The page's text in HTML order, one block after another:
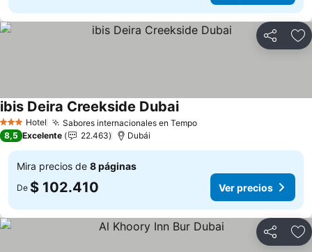
Compartir
3 Estrellas
Hotel Sabores internacionales en TempoVer precios
ibis Deira Creekside DubaiVer precios
8,5 Excelente 22.463 Dubái
Mira precios de 8 páginas
De $ 102.410 Ver precios
Compartir